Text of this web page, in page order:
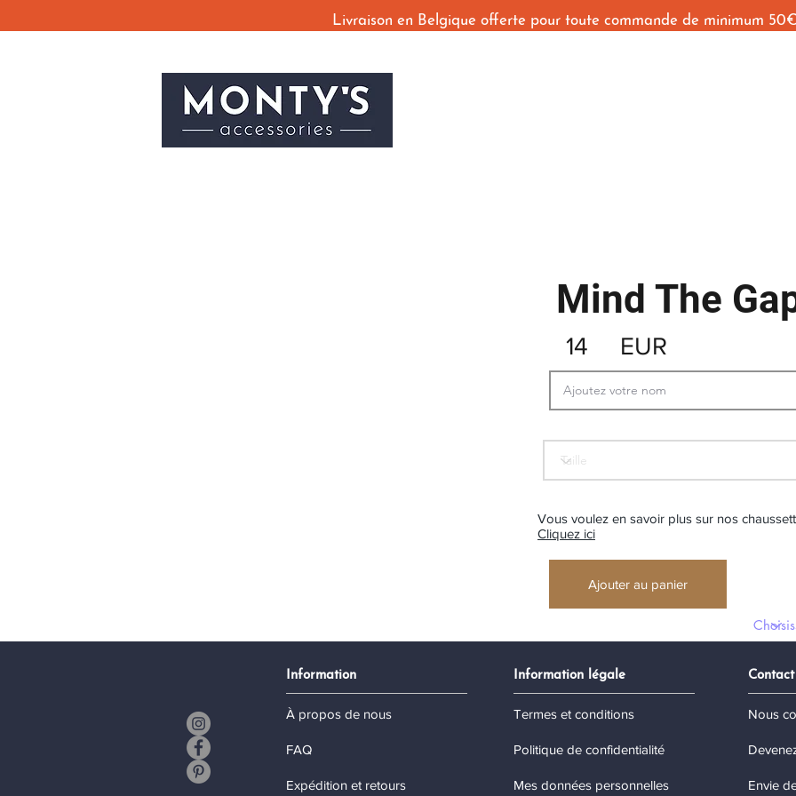
Livraison en Belgique offerte pour toute commande de minimum 50€
Mind The
EUR
14
Vous voulez en savoir plus sur nos
Cliquez ici
Ajouter au panier
Information
À propos de nous
FAQ
Expédition et retours
Information légale
Termes et conditions
Politique de confidentialité
Mes données personnelles
Contact
Nous
Envie